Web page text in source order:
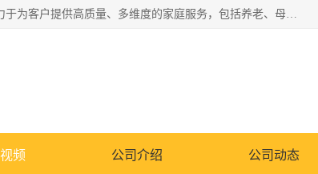
深圳市柏林家政有限公司是一家服务于深圳市民的专业家政公司。致力于为客户提供高质量、多维度的家庭服务，包括养老、母婴、月嫂育婴早教、康复理疗、家电清洗和保洁等方面的专业服务。
频 公司介绍 公司动态